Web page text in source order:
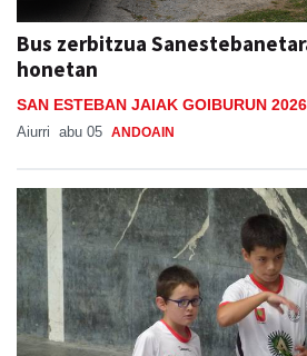
Bus zerbitzua
honetan
SAN ESTEBAN JAIAK GOIBURUN 2026
Aiurri abu 05 ANDOAIN